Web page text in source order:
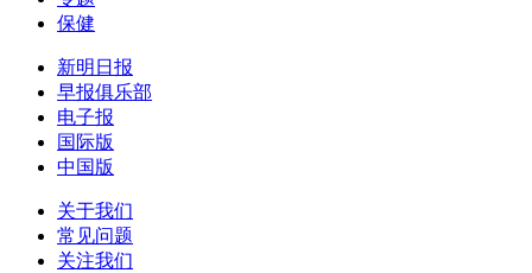
保健
新明日报
早报俱乐部
电子报
国际版
中国版
关于我们
常见问题
关注我们